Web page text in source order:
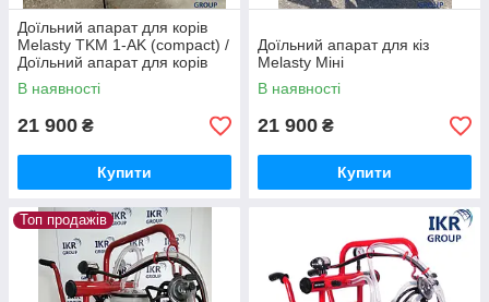
Доїльний апарат для корів
Melasty TKM 1-AK (compact) /
Доїльний апарат для корів
Melasty TKM 1-AK (compact)
В наявності
21 900 ₴
Купити
Доїльний апарат для кіз
Melasty Міні
В наявності
21 900 ₴
Купити
Топ продажів